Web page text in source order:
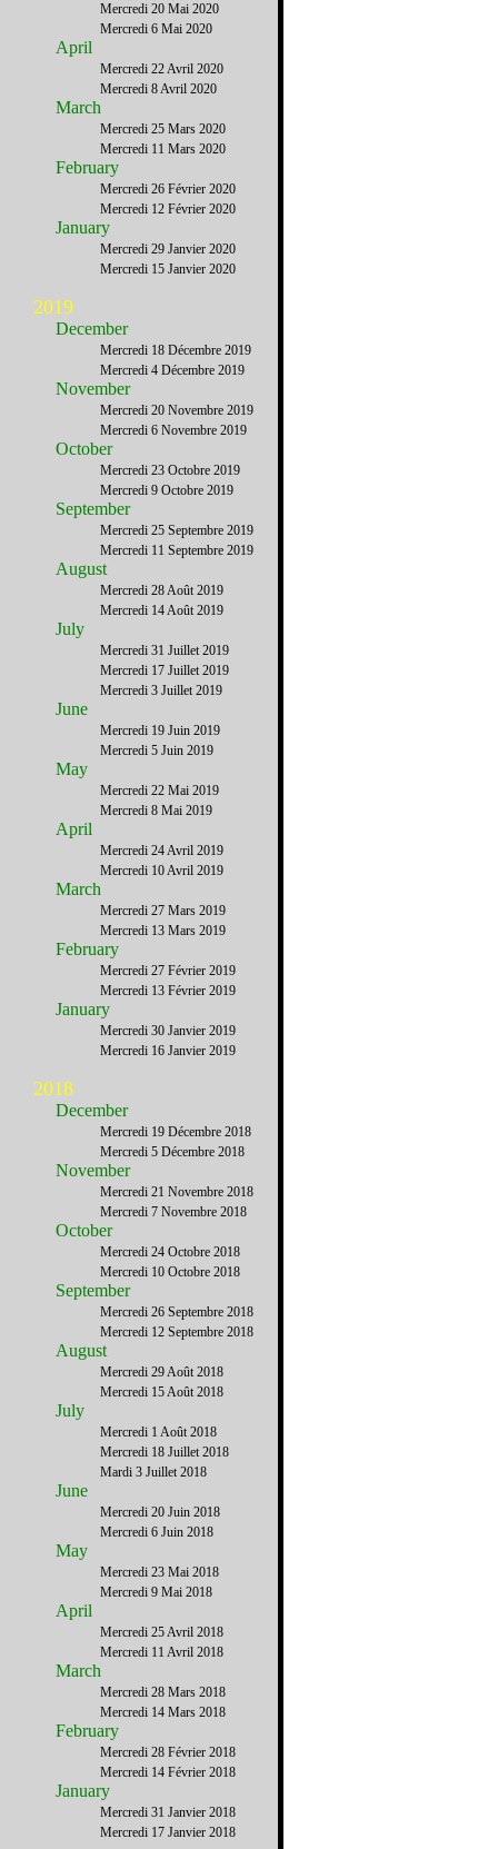
Mercredi 20 Mai 2020
Mercredi 6 Mai 2020
April
Mercredi 22 Avril 2020
Mercredi 8 Avril 2020
March
Mercredi 25 Mars 2020
Mercredi 11 Mars 2020
February
Mercredi 26 Février 2020
Mercredi 12 Février 2020
January
Mercredi 29 Janvier 2020
Mercredi 15 Janvier 2020
2019
December
Mercredi 18 Décembre 2019
Mercredi 4 Décembre 2019
November
Mercredi 20 Novembre 2019
Mercredi 6 Novembre 2019
October
Mercredi 23 Octobre 2019
Mercredi 9 Octobre 2019
September
Mercredi 25 Septembre 2019
Mercredi 11 Septembre 2019
August
Mercredi 28 Août 2019
Mercredi 14 Août 2019
July
Mercredi 31 Juillet 2019
Mercredi 17 Juillet 2019
Mercredi 3 Juillet 2019
June
Mercredi 19 Juin 2019
Mercredi 5 Juin 2019
May
Mercredi 22 Mai 2019
Mercredi 8 Mai 2019
April
Mercredi 24 Avril 2019
Mercredi 10 Avril 2019
March
Mercredi 27 Mars 2019
Mercredi 13 Mars 2019
February
Mercredi 27 Février 2019
Mercredi 13 Février 2019
January
Mercredi 30 Janvier 2019
Mercredi 16 Janvier 2019
2018
December
Mercredi 19 Décembre 2018
Mercredi 5 Décembre 2018
November
Mercredi 21 Novembre 2018
Mercredi 7 Novembre 2018
October
Mercredi 24 Octobre 2018
Mercredi 10 Octobre 2018
September
Mercredi 26 Septembre 2018
Mercredi 12 Septembre 2018
August
Mercredi 29 Août 2018
Mercredi 15 Août 2018
July
Mercredi 1 Août 2018
Mercredi 18 Juillet 2018
Mardi 3 Juillet 2018
June
Mercredi 20 Juin 2018
Mercredi 6 Juin 2018
May
Mercredi 23 Mai 2018
Mercredi 9 Mai 2018
April
Mercredi 25 Avril 2018
Mercredi 11 Avril 2018
March
Mercredi 28 Mars 2018
Mercredi 14 Mars 2018
February
Mercredi 28 Février 2018
Mercredi 14 Février 2018
January
Mercredi 31 Janvier 2018
Mercredi 17 Janvier 2018